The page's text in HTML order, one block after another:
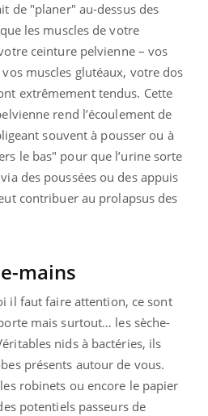
de "planer" au-dessus des
les muscles de votre
ceinture pelvienne – vos
muscles glutéaux, votre dos
extrêmement tendus. Cette
rend l’écoulement de
souvent à pousser ou à
le bas" pour que l’urine sorte
des poussées ou des appuis
contribuer au prolapsus des
mains
il faut faire attention, ce sont
mais surtout… les sèche-
nids à bactéries, ils
présents autour de vous.
robinets ou encore le papier
potentiels passeurs de